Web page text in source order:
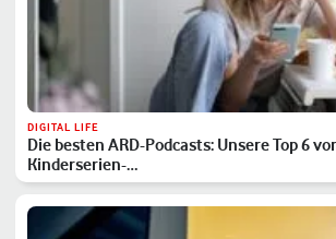
DIGITAL LIFE
Die besten ARD-Podcasts: Unsere Top 6
Kinderserien-…